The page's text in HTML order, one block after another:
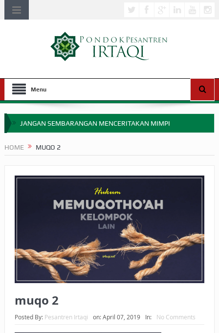
Menu
JANGAN SEMBARANGAN MENCERITAKAN MIMPI
APA HUKUM MEMPERCEPAT PEMBAYARAN ZAKAT
SEBELUM TIBA SAAT WAJIB?
HAKIKAT NIKMAT DI DUNIA!
BAGAIMANA CARA MEMBAYAR ZAKAT UANG?
UANG HARAM BISA MENJADI HALAL JIKA SEBAB
KEPEMILIKANNYA BERUBAH
BAHASA CINTA KARENA ALLAH
HOME MUQO 2
muqo 2
Posted By: Pesantren Irtaqi on:April 07, 2019 In: No Comments